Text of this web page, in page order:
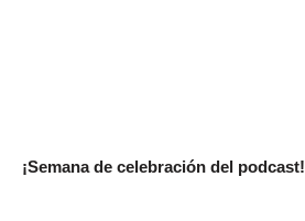
¡Semana de celebración del podcast!